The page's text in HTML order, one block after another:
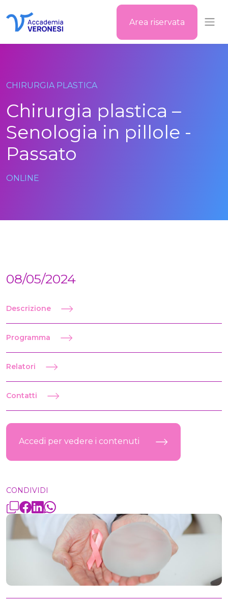
Area riservata
CHIRURGIA PLASTICA
Chirurgia plastica –
Senologia in pillole -
Passato
ONLINE
08/05/2024
Descrizione
Programma
Relatori
Contatti
Accedi per vedere i contenuti
CONDIVIDI